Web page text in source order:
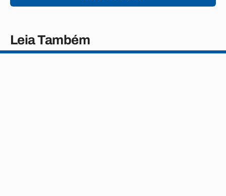
Leia Também